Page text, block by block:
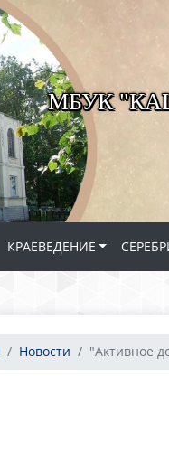
МБУК
КРАЕВЕДЕНИЕ
Новости "Активное